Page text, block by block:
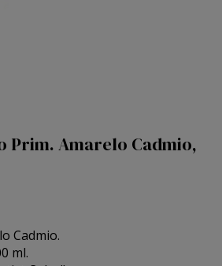
Prim. Amarelo Cadmio,
Cadmio.
ml.